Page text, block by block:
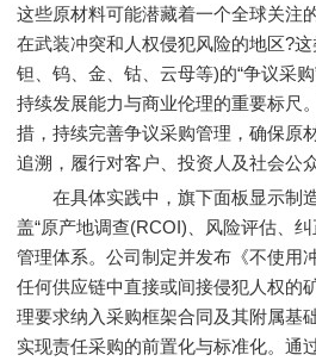
这些原材料可能潜藏着一个全球关
在武装冲突和人权侵犯风险的地区?这
钽、钨、金、钴、云母等)的“争议采
持续发展能力与商业伦理的重要标尺
措，持续完善争议采购管理，确保原
追溯，履行对客户、投资人及社会公
在具体实践中，旗下面板显示制
盖“原产地调查(RCOI)、风险评估、
管理体系。公司制定并发布《不使用
任何供应链中直接或间接侵犯人权的
理要求纳入采购框架合同及其附属基
实现责任采购的前置化与标准化。通